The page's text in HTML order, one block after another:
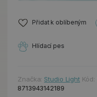
Přidat k oblíbeným
Hlídací pes
Značka: Studio Light Kód:
8713943142189